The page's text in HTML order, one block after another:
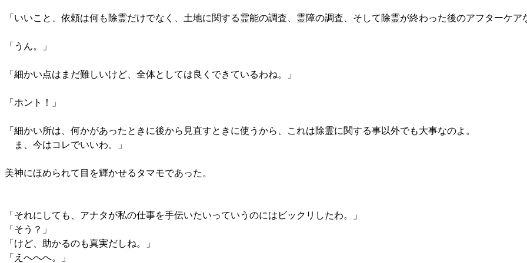
「いいこと、依頼は何も除霊だけでなく、土地に関する霊能の調査、霊障の調査、そして除霊が終わった後のアフターケア
「うん。」
「細かい点はまだ難しいけど、全体としては良くできているわね。」
「ホント！」
「細かい所は、何かがあったときに後から見直すときに使うから、これは除霊に関する事以外でも大事なのよ。
ま、今はコレでいいわ。」
美神にほめられて目を輝かせるタマモであった。
「それにしても、アナタが私の仕事を手伝いたいっていうのにはビックリしたわ。」
「そう？」
「けど、助かるのも真実だしね。」
「えへへへ。」